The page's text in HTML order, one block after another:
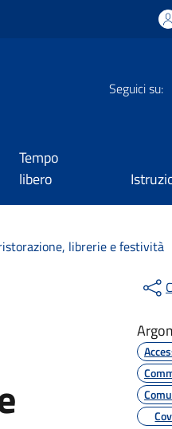
Seguici su:
Tempo
libero
librerie e festività